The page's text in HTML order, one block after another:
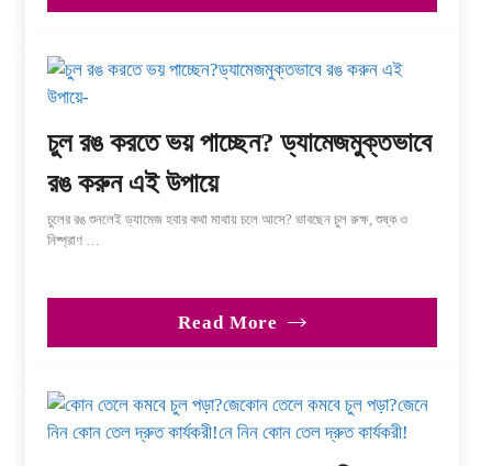
চুল রঙ করতে ভয় পাচ্ছেন? ড্যামেজমুক্তভাবে
রঙ করুন এই উপায়ে
চুলের রঙ শুনলেই ড্যামেজ হবার কথা মাথায় চলে আসে? ভাবছেন চুল রুক্ষ, শুষ্ক ও
নিষ্প্রাণ …
Read More